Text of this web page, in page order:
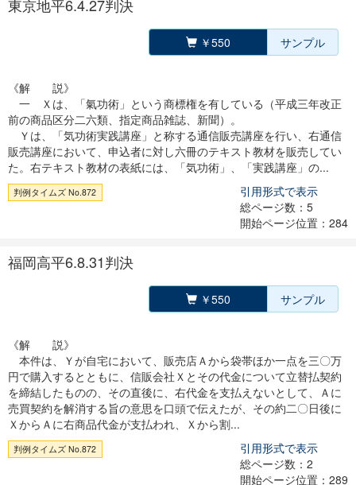
東京地平6.4.27判決
￥550 サンプル
《解 説》
一 Ｘは、「氣功術」という商標権を有している（平成三年改正
前の商品区分二六類、指定商品雑誌、新聞）。
Ｙは、「気功術実践講座」と称する通信販売講座を行い、右通信
販売講座において、申込者に対し六冊のテキスト教材を販売してい
た。右テキスト教材の表紙には、「気功術」、「実践講座」の...
判例タイムズ No.872
引用形式で表示
総ページ数：5
開始ページ位置：284
福岡高平6.8.31判決
￥550 サンプル
《解 説》
本件は、Ｙが自宅において、販売店Ａから袋帯ほか一点を三〇万
円で購入するとともに、信販会社Ｘとその代金について立替払契約
を締結したものの、その直後に、右代金を支払えないとして、Ａに
売買契約を解消する旨の意思を口頭で伝えたが、その約二〇日後に
ＸからＡに右商品代金が支払われ、Ｘから割...
判例タイムズ No.872
引用形式で表示
総ページ数：2
開始ページ位置：289